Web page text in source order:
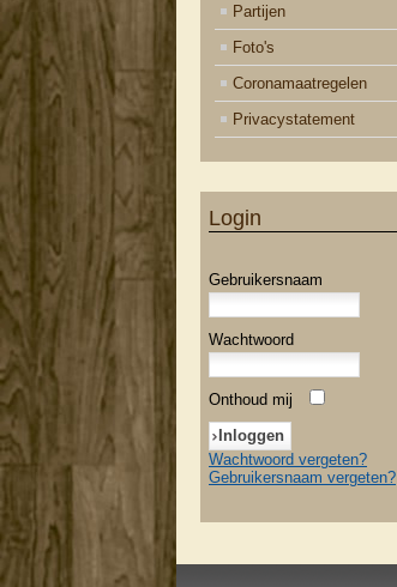
Partijen
Foto's
Coronamaatregelen
Privacystatement
Login
Gebruikersnaam
Wachtwoord
Onthoud mij
Wachtwoord vergeten?
Gebruikersnaam vergeten?